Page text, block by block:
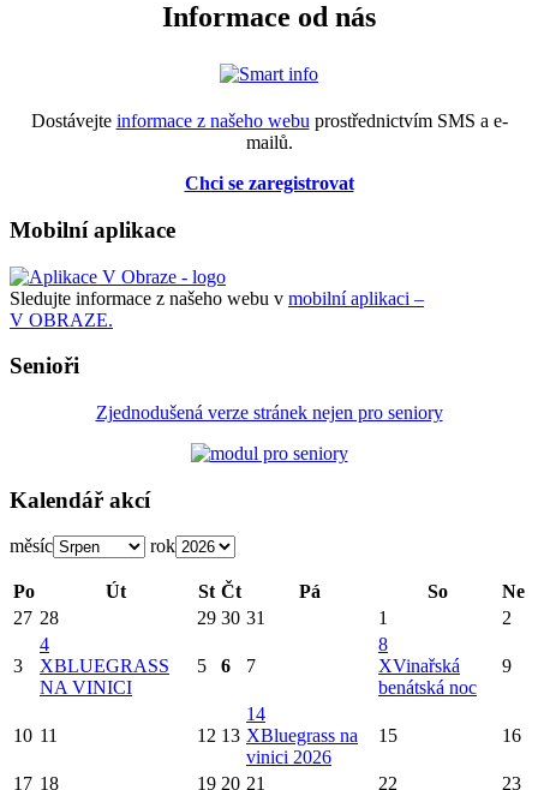
Informace od nás
Dostávejte informace z našeho webu prostřednictvím SMS a e-
mailů.
Chci se zaregistrovat
Mobilní aplikace
Sledujte informace z našeho webu v mobilní aplikaci –
V OBRAZE.
Senioři
Zjednodušená verze stránek nejen pro seniory
Kalendář akcí
měsíc rok
Po Út St Čt Pá So
Ne
27 28 29 30 31 1 2
3
4
XBLUEGRASS
NA VINICI
5 6 7
8
XVinařská
benátská noc
9
10 11 12 13
14
XBluegrass na
vinici 2026
15 16
17 18 19 20 21 22 23